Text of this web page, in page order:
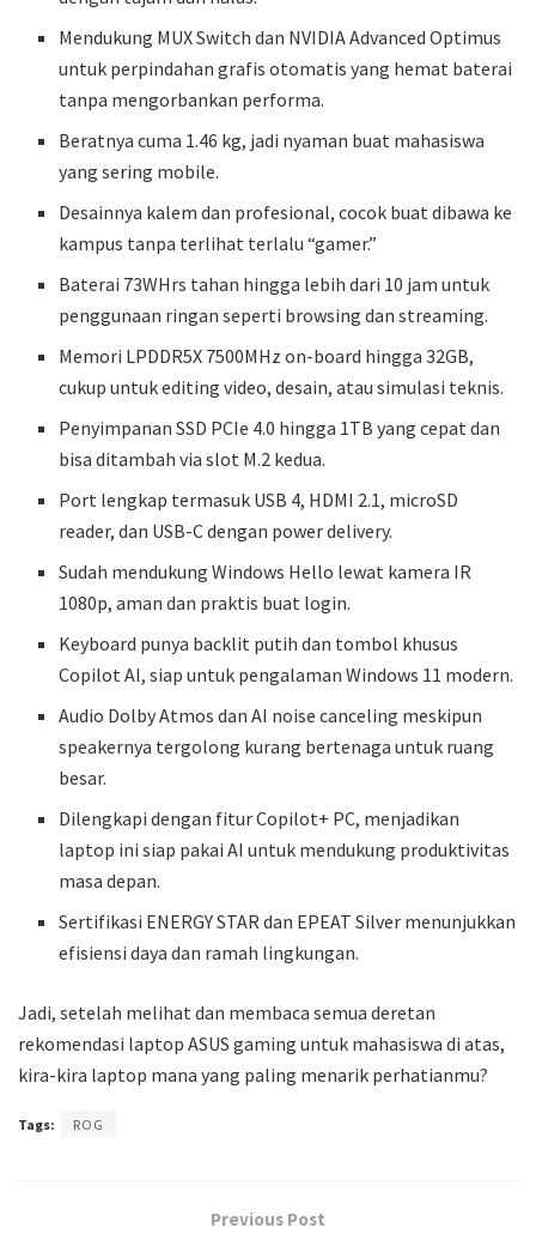
Mendukung MUX Switch dan NVIDIA Advanced Optimus
untuk perpindahan grafis otomatis yang hemat baterai
tanpa mengorbankan performa.
Beratnya cuma 1.46 kg, jadi nyaman buat mahasiswa
yang sering mobile.
Desainnya kalem dan profesional, cocok buat dibawa ke
kampus tanpa terlihat terlalu “gamer.”
Baterai 73WHrs tahan hingga lebih dari 10 jam untuk
penggunaan ringan seperti browsing dan streaming.
Memori LPDDR5X 7500MHz on-board hingga 32GB,
cukup untuk editing video, desain, atau simulasi teknis.
Penyimpanan SSD PCIe 4.0 hingga 1TB yang cepat dan
bisa ditambah via slot M.2 kedua.
Port lengkap termasuk USB 4, HDMI 2.1, microSD
reader, dan USB-C dengan power delivery.
Sudah mendukung Windows Hello lewat kamera IR
1080p, aman dan praktis buat login.
Keyboard punya backlit putih dan tombol khusus
Copilot AI, siap untuk pengalaman Windows 11 modern.
Audio Dolby Atmos dan AI noise canceling meskipun
speakernya tergolong kurang bertenaga untuk ruang
besar.
Dilengkapi dengan fitur Copilot+ PC, menjadikan
laptop ini siap pakai AI untuk mendukung produktivitas
masa depan.
Sertifikasi ENERGY STAR dan EPEAT Silver menunjukkan
efisiensi daya dan ramah lingkungan.
Jadi, setelah melihat dan membaca semua deretan
rekomendasi laptop ASUS gaming untuk mahasiswa di atas,
kira-kira laptop mana yang paling menarik perhatianmu?
Tags: ROG
Previous Post